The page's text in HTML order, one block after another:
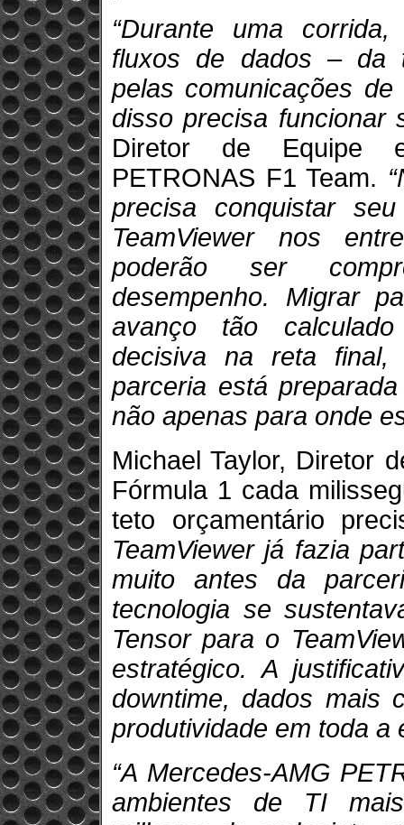
“Durante uma
fluxos de dados – da
pelas comunicações
disso precisa funcionar
Diretor de Equipe
PETRONAS F1 Team.
precisa conquistar
TeamViewer nos
poderão ser
desempenho. Migrar
avanço tão
decisiva na reta
parceria está
não apenas para onde
Michael Taylor, Diretor
Fórmula 1 cada
teto orçamentário
TeamViewer já fazia
muito antes da
tecnologia se
Tensor para o
estratégico. A
downtime, dados mais
produtividade em toda a
“A Mercedes-AMG
ambientes de TI